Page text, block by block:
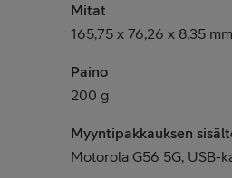
Mitat
165,75 x 76,26 x 8,35 mm
Paino
200 g
Myyntipakkauksen
Motorola G56 5G, USB-